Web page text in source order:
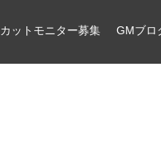
カットモニター募集 GMブロ